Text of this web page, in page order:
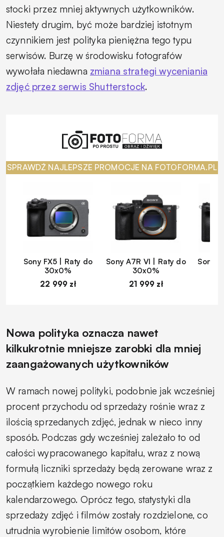
stocki przez mniej aktywnych użytkowników.
Niestety drugim, być może bardziej istotnym
czynnikiem jest polityka pieniężna tego typu
serwisów. Burzę w środowisku fotografów
wywołała niedawna zmiana strategi wyceniania
zdjęć przez serwis Shutterstock.
SPRAWDŹ NAJLEPSZE PROMOCJE NA FOTOFORMA.PL
Sony FX5 | Raty do
30x0%
22 999 zł
Sony A7R VI | Raty do
30x0%
21 999 zł
Sony
Nowa polityka oznacza nawet
kilkukrotnie mniejsze zarobki dla mniej
zaangażowanych użytkowników
W ramach nowej polityki, podobnie jak wcześniej
procent przychodu od sprzedaży rośnie wraz z
ilością sprzedanych zdjęć, jednak w nieco inny
sposób. Podczas gdy wcześniej zależało to od
całości wypracowanego kapitału, wraz z nową
formułą liczniki sprzedaży będą zerowane wraz z
początkiem każdego nowego roku
kalendarzowego. Oprócz tego, statystyki dla
sprzedaży zdjęć i filmów zostały rozdzielone, co
utrudnia wyrobienie limitów osobom, które